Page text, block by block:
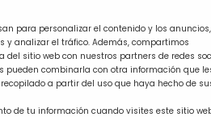
para personalizar el contenido y los anuncios,
y analizar el tráfico. Además, compartimos
del sitio web con nuestros partners de redes
pueden combinarla con otra información que
a partir del uso que haya hecho de
de tu información cuando visites este sitio